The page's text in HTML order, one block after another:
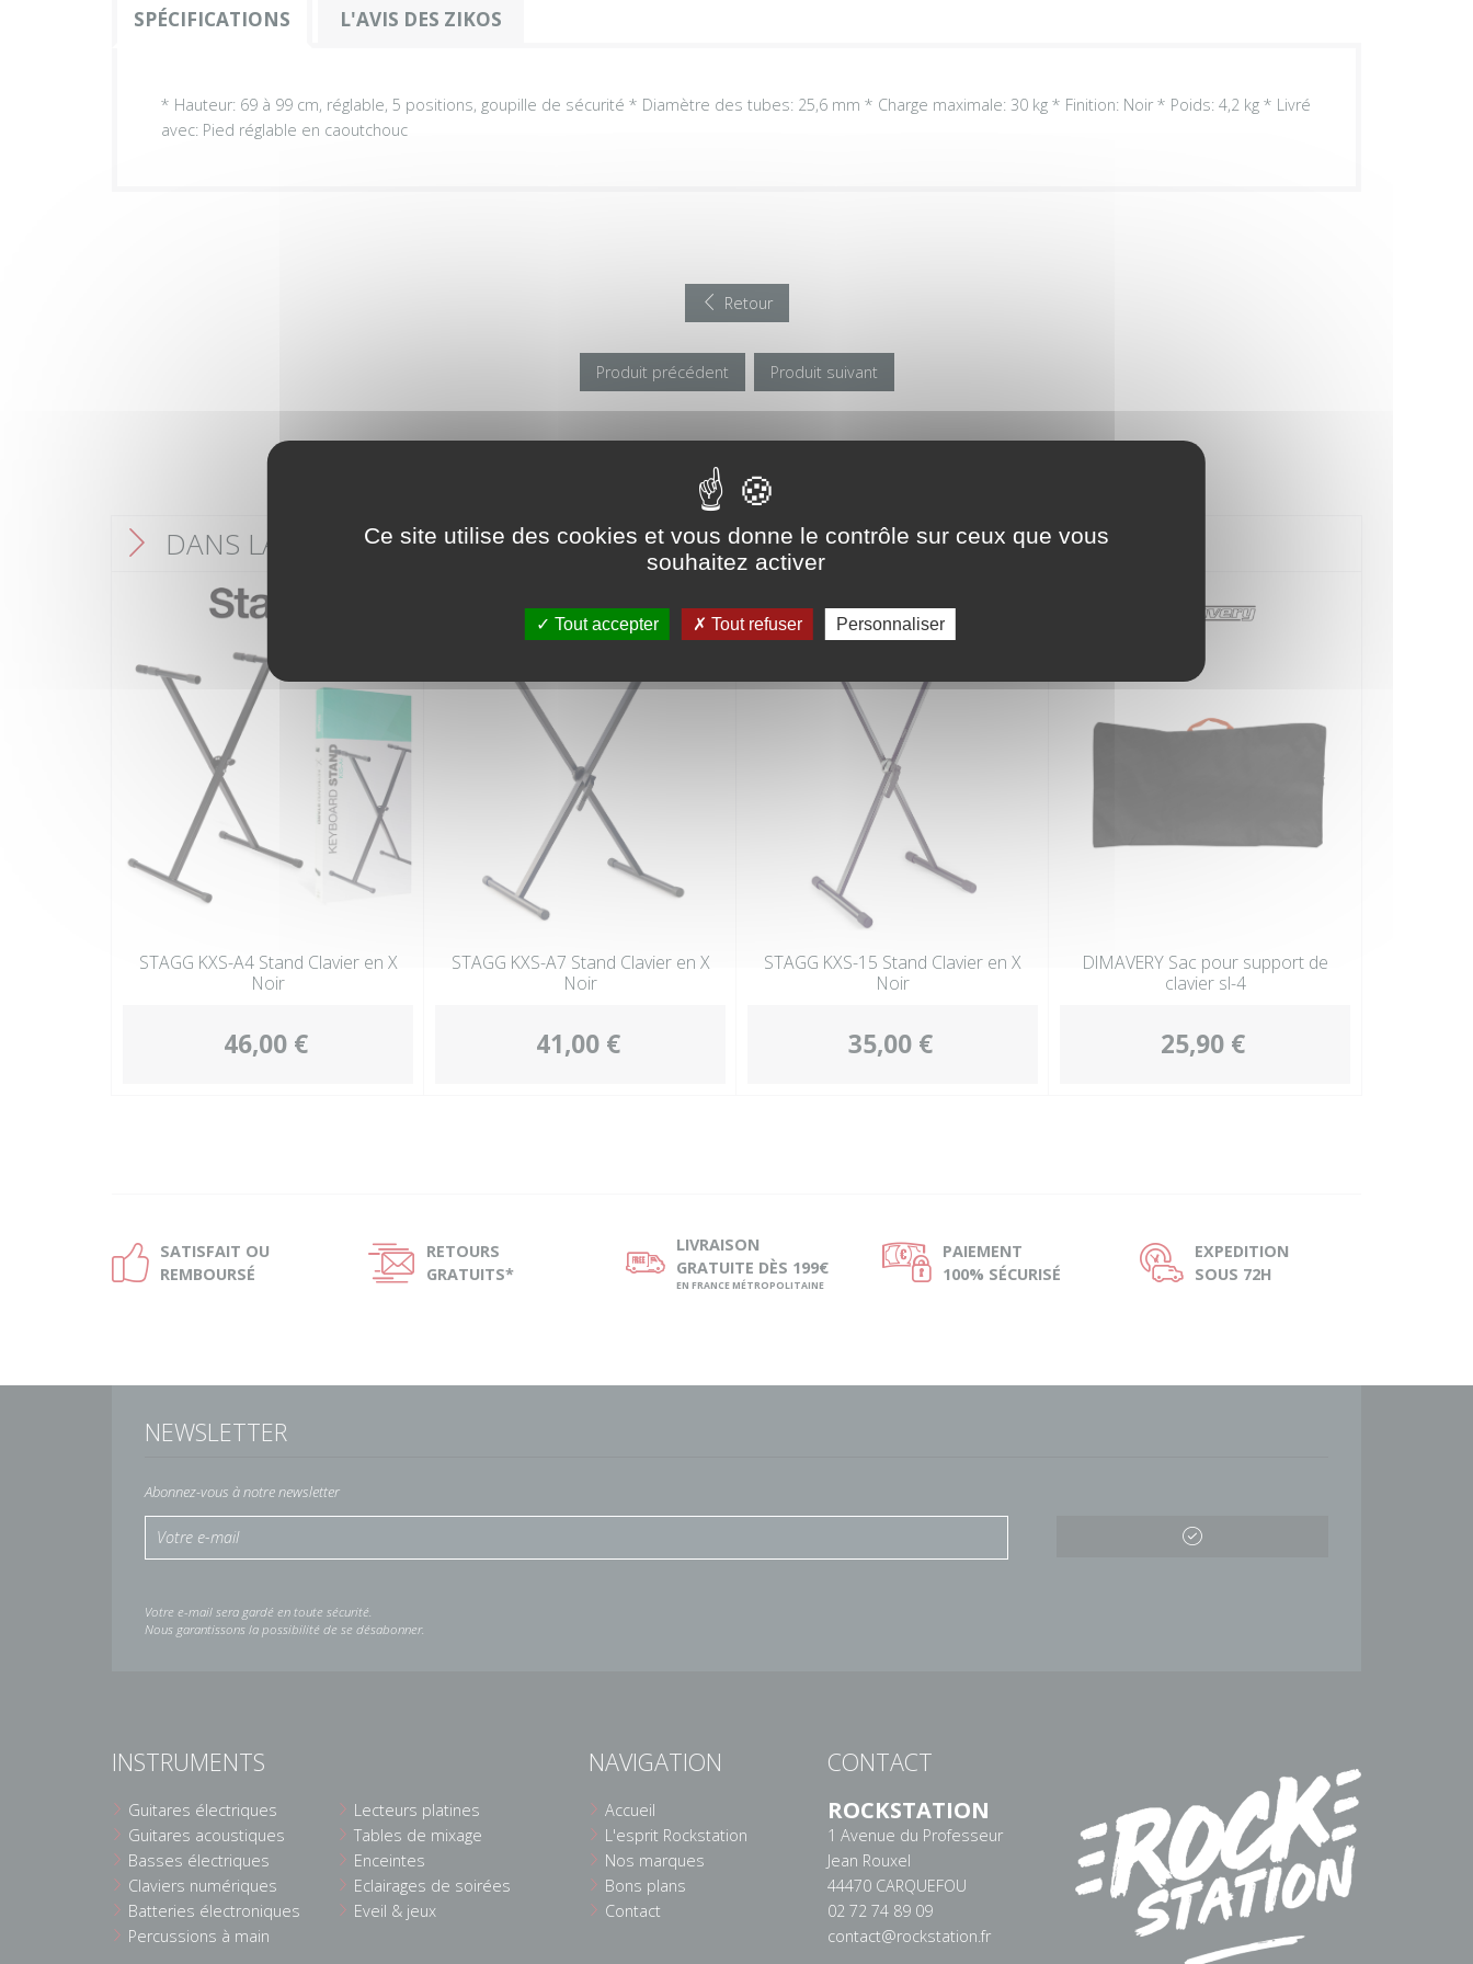
SPÉCIFICATIONS L'AVIS DES ZIKOS
* Hauteur: 69 à 99 cm, réglable, 5 positions, goupille de sécurité * Diamètre des tubes: 25,6 mm * Charge maximale: 30 kg * Finition: Noir * Poids: 4,2 kg * Livré
avec: Pied réglable en caoutchouc
Retour
Produit précédent Produit suivant
F DANS LA MÊME CATÉGORIE
STAGG KXS-A4 Stand Clavier en X
Noir
46,00 €
STAGG KXS-A7 Stand Clavier en X
Noir
41,00 €
STAGG KXS-15 Stand Clavier en X
Noir
35,00 €
DIMAVERY Sac pour support de
clavier sl-4
25,90 €
Ð SATISFAIT OU
REMBOURSÉ
Ñ
RETOURS
GRATUITS*
ø LIVRAISON
GRATUITE DÈS 199€
EN FRANCE MÉTROPOLITAINE
Ø PAIEMENT
100% SÉCURISÉ
Ù
EXPEDITION
SOUS 72H
NEWSLETTER
Abonnez-vous à notre newsletter
Votre e-mail sera gardé en toute sécurité.
Nous garantissons la possibilité de se désabonner.
INSTRUMENTS
Guitares électriques
Guitares acoustiques
Basses électriques
Claviers numériques
Batteries électroniques
Percussions à main
Lecteurs platines
Tables de mixage
Enceintes
Eclairages de soirées
Eveil & jeux
NAVIGATION
Accueil
L'esprit Rockstation
Nos marques
Bons plans
Contact
CONTACT
ROCKSTATION
1 Avenue du Professeur
Jean Rouxel
44470 CARQUEFOU
02 72 74 89 09
contact@rockstation.fr
Ce site utilise des cookies et vous donne le contrôle sur ceux que vous
souhaitez activer
Tout accepter Tout refuser Personnaliser